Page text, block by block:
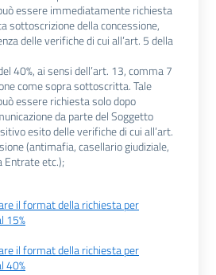
essere immediatamente richiesta
sottoscrizione della concessione,
delle verifiche di cui all’art. 5 della
40%, ai sensi dell’art. 13, comma 7
come sopra sottoscritta. Tale
essere richiesta solo dopo
da parte del Soggetto
esito delle verifiche di cui all’art.
(antimafia, casellario giudiziale,
Entrate etc.);
il format della richiesta per
15%
il format della richiesta per
40%